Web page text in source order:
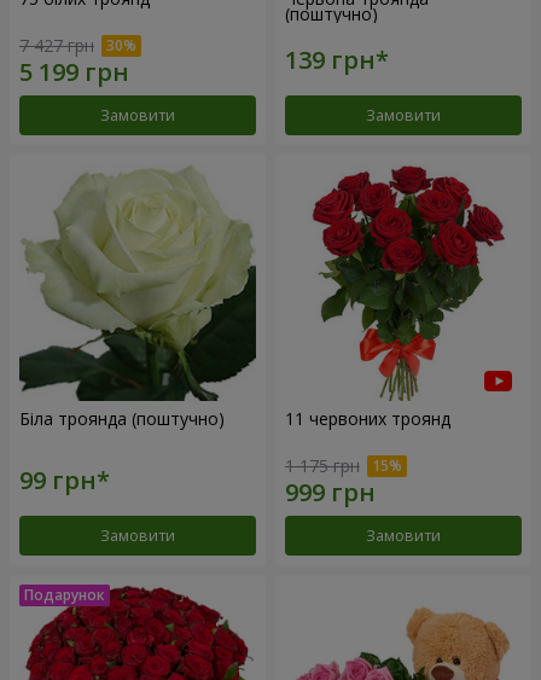
7 427 грн
Замовити
(поштучно)
Замовити
Біла троянда (поштучно)
Замовити
11 червоних троянд
1 175 грн
Замовити